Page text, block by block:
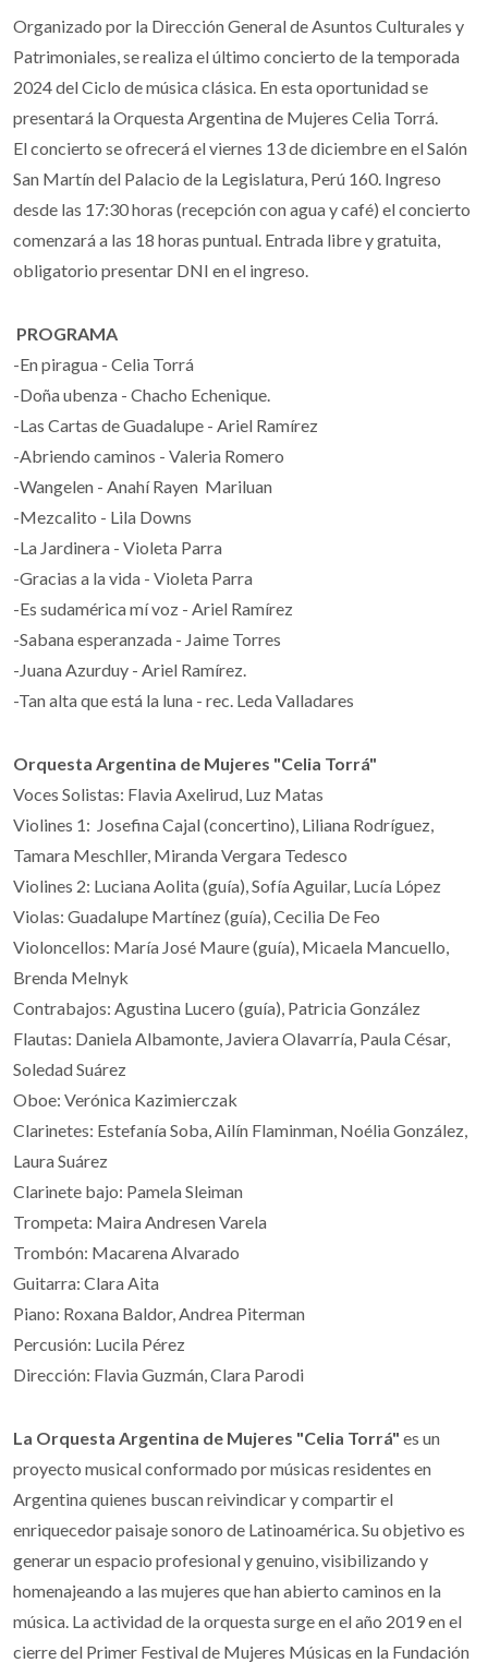
Organizado por la Dirección General de Asuntos Culturales y
Patrimoniales, se realiza el último concierto de la temporada
2024 del Ciclo de música clásica. En esta oportunidad se
presentará la Orquesta Argentina de Mujeres Celia Torrá.
El concierto se ofrecerá el viernes 13 de diciembre en el Salón
San Martín del Palacio de la Legislatura, Perú 160. Ingreso
desde las 17:30 horas (recepción con agua y café) el concierto
comenzará a las 18 horas puntual. Entrada libre y gratuita,
obligatorio presentar DNI en el ingreso.
PROGRAMA
-En piragua - Celia Torrá
-Doña ubenza - Chacho Echenique.
-Las Cartas de Guadalupe - Ariel Ramírez
-Abriendo caminos - Valeria Romero
-Wangelen - Anahí Rayen Mariluan
-Mezcalito - Lila Downs
-La Jardinera - Violeta Parra
-Gracias a la vida - Violeta Parra
-Es sudamérica mí voz - Ariel Ramírez
-Sabana esperanzada - Jaime Torres
-Juana Azurduy - Ariel Ramírez.
-Tan alta que está la luna - rec. Leda Valladares
Orquesta Argentina de Mujeres "Celia Torrá"
Voces Solistas: Flavia Axelirud, Luz Matas
Violines 1: Josefina Cajal (concertino), Liliana Rodríguez,
Tamara Meschller, Miranda Vergara Tedesco
Violines 2: Luciana Aolita (guía), Sofía Aguilar, Lucía López
Violas: Guadalupe Martínez (guía), Cecilia De Feo
Violoncellos: María José Maure (guía), Micaela Mancuello,
Brenda Melnyk
Contrabajos: Agustina Lucero (guía), Patricia González
Flautas: Daniela Albamonte, Javiera Olavarría, Paula César,
Soledad Suárez
Oboe: Verónica Kazimierczak
Clarinetes: Estefanía Soba, Ailín Flaminman, Noélia González,
Laura Suárez
Clarinete bajo: Pamela Sleiman
Trompeta: Maira Andresen Varela
Trombón: Macarena Alvarado
Guitarra: Clara Aita
Piano: Roxana Baldor, Andrea Piterman
Percusión: Lucila Pérez
Dirección: Flavia Guzmán, Clara Parodi
La Orquesta Argentina de Mujeres "Celia Torrá" es un
proyecto musical conformado por músicas residentes en
Argentina quienes buscan reivindicar y compartir el
enriquecedor paisaje sonoro de Latinoamérica. Su objetivo es
generar un espacio profesional y genuino, visibilizando y
homenajeando a las mujeres que han abierto caminos en la
música. La actividad de la orquesta surge en el año 2019 en el
cierre del Primer Festival de Mujeres Músicas en la Fundación